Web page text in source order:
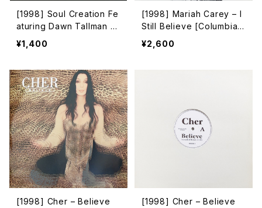
[1998] Soul Creation Fe
aturing Dawn Tallman –
Sunday Love [Bassclef
Records]
¥1,400
[1998] Mariah Carey – I
Still Believe [Columbia]
[2枚組]
¥2,600
[1998] Cher – Believe
[1998] Cher – Believe